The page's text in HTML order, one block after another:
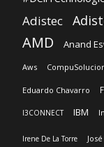
Adistec
AMD Anand
Aws
Eduardo Chavarro
I3CONNECT IBM
Irene De La Torre